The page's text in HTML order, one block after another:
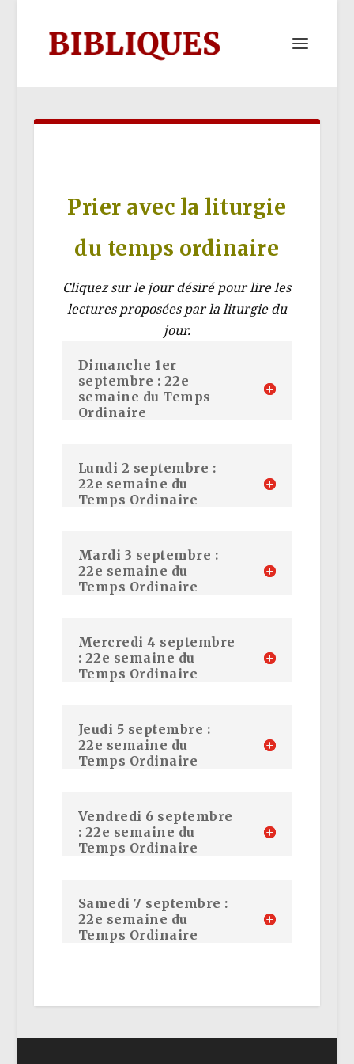
Prier avec la liturgie
du temps ordinaire
Cliquez sur le jour désiré pour lire les
lectures proposées par la liturgie du
jour.
Dimanche 1er
septembre : 22e
semaine du Temps
Ordinaire
Lundi 2 septembre :
22e semaine du
Temps Ordinaire
Mardi 3 septembre :
22e semaine du
Temps Ordinaire
Mercredi 4 septembre
: 22e semaine du
Temps Ordinaire
Jeudi 5 septembre :
22e semaine du
Temps Ordinaire
Vendredi 6 septembre
: 22e semaine du
Temps Ordinaire
Samedi 7 septembre :
22e semaine du
Temps Ordinaire